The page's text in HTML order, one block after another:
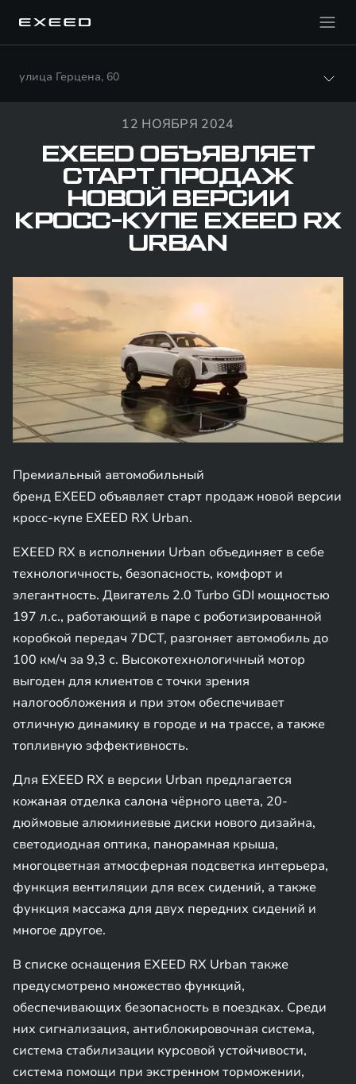
улица Герцена, 60
12 НОЯБРЯ 2024
EXEED ОБЪЯВЛЯЕТ
СТАРТ ПРОДАЖ
НОВОЙ ВЕРСИИ
КРОСС-КУПЕ EXEED RX
URBAN
Премиальный автомобильный
бренд EXEED объявляет старт продаж новой версии
кросс-купе EXEED RX Urban.
EXEED RX в исполнении Urban объединяет в себе
технологичность, безопасность, комфорт и
элегантность. Двигатель 2.0 Turbo GDI мощностью
197 л.с., работающий в паре с роботизированной
коробкой передач 7DCT, разгоняет автомобиль до
100 км/ч за 9,3 с. Высокотехнологичный мотор
выгоден для клиентов с точки зрения
налогообложения и при этом обеспечивает
отличную динамику в городе и на трассе, а также
топливную эффективность.
Для EXEED RX в версии Urban предлагается
кожаная отделка салона чёрного цвета, 20-
дюймовые алюминиевые диски нового дизайна,
светодиодная оптика, панорамная крыша,
многоцветная атмосферная подсветка интерьера,
функция вентиляции для всех сидений, а также
функция массажа для двух передних сидений и
многое другое.
В списке оснащения EXEED RX Urban также
предусмотрено множество функций,
обеспечивающих безопасность в поездках. Среди
них сигнализация, антиблокировочная система,
система стабилизации курсовой устойчивости,
система помощи при экстренном торможении,